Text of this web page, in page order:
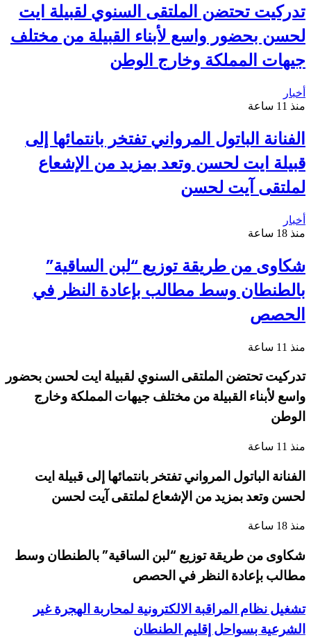
تدركيت تحتضن الملتقى السنوي لقبيلة ايت
لحسن بحضور واسع لأبناء القبيلة من مختلف
جيهات المملكة وخارج الوطن
أخبار
منذ 11 ساعة
الفنانة الباتول المرواني تفتخر بانتمائها إلى
قبيلة ايت لحسن وتعد بمزيد من الإشعاع
لملتقى آيت لحسن
أخبار
منذ 18 ساعة
شكاوى من طريقة توزيع “لبن الساقية”
بالطنطان وسط مطالب بإعادة النظر في
الحصص
منذ 11 ساعة
تدركيت تحتضن الملتقى السنوي لقبيلة ايت لحسن بحضور
واسع لأبناء القبيلة من مختلف جيهات المملكة وخارج
الوطن
منذ 11 ساعة
الفنانة الباتول المرواني تفتخر بانتمائها إلى قبيلة ايت
لحسن وتعد بمزيد من الإشعاع لملتقى آيت لحسن
منذ 18 ساعة
شكاوى من طريقة توزيع “لبن الساقية” بالطنطان وسط
مطالب بإعادة النظر في الحصص
تشغيل نظام المراقبة الالكترونية لمحاربة الهجرة غير
الشرعية بسواحل إقليم الطنطان